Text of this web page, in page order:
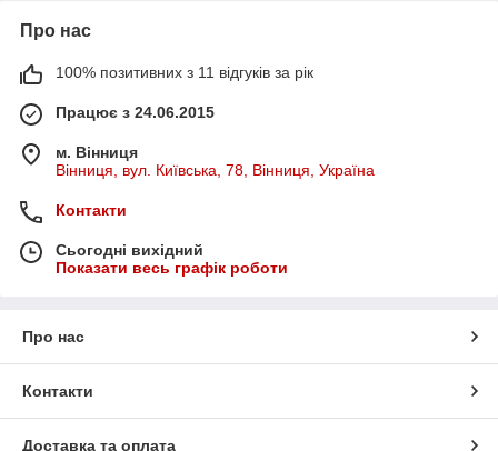
Про нас
100% позитивних з 11 відгуків за рік
Працює з 24.06.2015
м. Вінниця
Вінниця, вул. Київська, 78, Вінниця, Україна
Контакти
Сьогодні вихідний
Показати весь графік роботи
Про нас
Контакти
Доставка та оплата